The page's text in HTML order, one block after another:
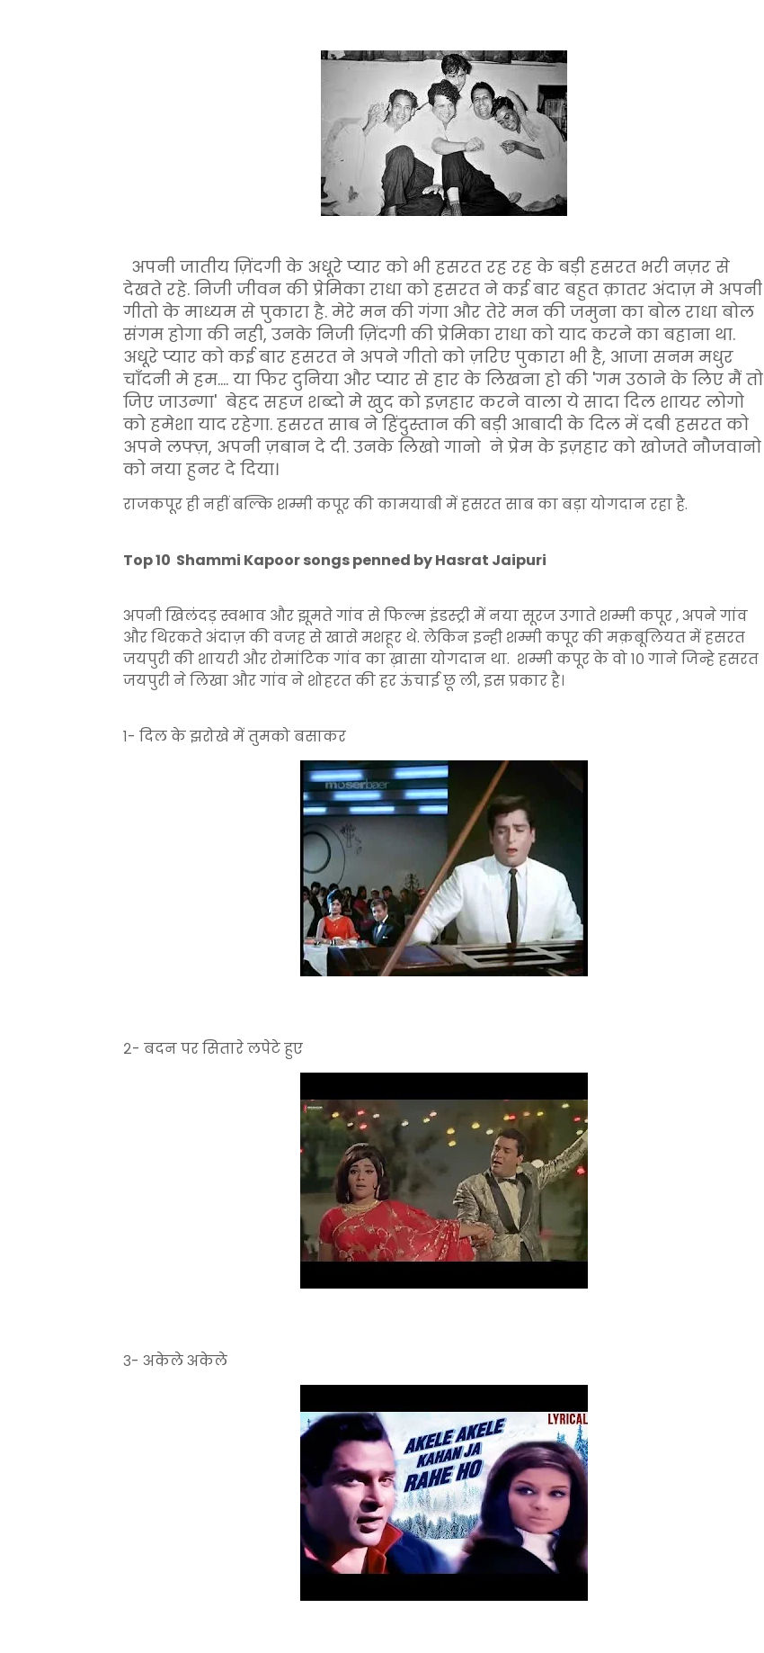
अपनी जातीय ज़िंदगी के अधूरे प्यार को भी हसरत रह रह के बड़ी हसरत भरी नज़र से
देखते रहे. निजी जीवन की प्रेमिका राधा को हसरत ने कई बार बहुत क़ातर अंदाज़ मे अपनी
गीतो के माध्यम से पुकारा है. मेरे मन की गंगा और तेरे मन की जमुना का बोल राधा बोल
संगम होगा की नही, उनके निजी ज़िंदगी की प्रेमिका राधा को याद करने का बहाना था.
अधूरे प्यार को कई बार हसरत ने अपने गीतो को ज़रिए पुकारा भी है, आजा सनम मधुर
चाँदनी मे हम.... या फिर दुनिया और प्यार से हार के लिखना हो की 'गम उठाने के लिए मैं तो
जिए जाउन्गा' बेहद सहज शब्दो मे खुद को इज़हार करने वाला ये सादा दिल शायर लोगो
को हमेशा याद रहेगा. हसरत साब ने हिंदुस्तान की बड़ी आबादी के दिल में दबी हसरत को
अपने लफ्ज़, अपनी ज़बान दे दी. उनके लिखो गानो ने प्रेम के इज़हार को खोजते नौजवानो
को नया हुनर दे दिया।
राजकपूर ही नहीं बल्कि शम्मी कपूर की कामयाबी में हसरत साब का बड़ा योगदान रहा है.
Top 10 Shammi Kapoor songs penned by Hasrat Jaipuri
अपनी खिलंदड़ स्वभाव और झूमते गांव से फिल्म इंडस्ट्री में नया सूरज उगाते शम्मी कपूर , अपने गांव
और थिरकते अंदाज़ की वजह से खासे मशहूर थे. लेकिन इन्ही शम्मी कपूर की मक़बूलियत में हसरत
जयपुरी की शायरी और रोमांटिक गांव का ख़ासा योगदान था. शम्मी कपूर के वो १० गाने जिन्हे हसरत
जयपुरी ने लिखा और गांव ने शोहरत की हर ऊंचाई छू ली, इस प्रकार है।
१- दिल के झरोखे में तुमको बसाकर
२- बदन पर सितारे लपेटे हुए
३- अकेले अकेले